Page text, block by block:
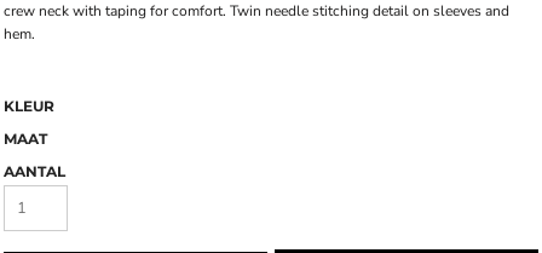
crew neck with taping for comfort. Twin needle stitching detail on sleeves and
hem.
KLEUR
MAAT
AANTAL